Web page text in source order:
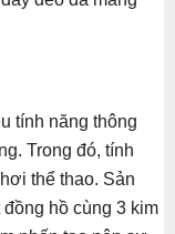
tính năng thông
Trong đó, tính
thể thao. Sản
hồ cùng 3 kim